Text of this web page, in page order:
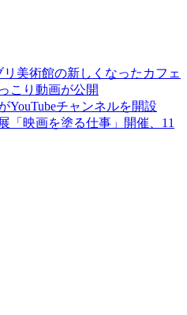
美術館の新しくなったカフェ
こり動画が公開
YouTubeチャンネルを開設
「映画を塗る仕事」開催、11